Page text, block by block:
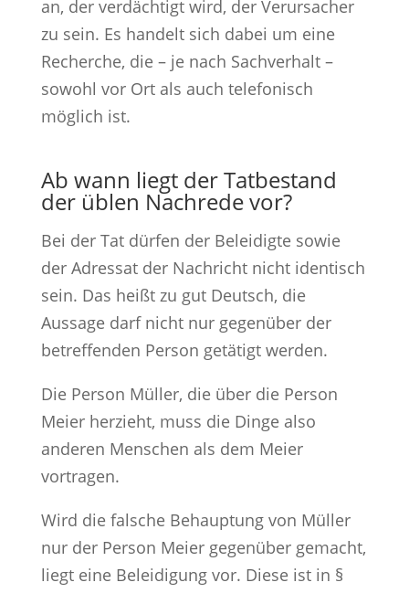
an, der verdächtigt wird, der Verursacher
zu sein. Es handelt sich dabei um eine
Recherche, die – je nach Sachverhalt –
sowohl vor Ort als auch telefonisch
möglich ist.
Ab wann liegt der Tatbestand
der üblen Nachrede vor?
Bei der Tat dürfen der Beleidigte sowie
der Adressat der Nachricht nicht identisch
sein. Das heißt zu gut Deutsch, die
Aussage darf nicht nur gegenüber der
betreffenden Person getätigt werden.
Die Person Müller, die über die Person
Meier herzieht, muss die Dinge also
anderen Menschen als dem Meier
vortragen.
Wird die falsche Behauptung von Müller
nur der Person Meier gegenüber gemacht,
liegt eine Beleidigung vor. Diese ist in §